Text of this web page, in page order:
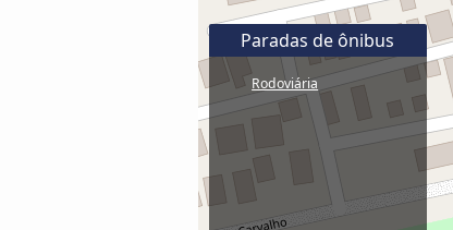
Paradas de ônibus
Rodoviária